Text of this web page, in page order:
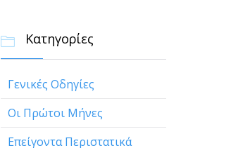
 Κατηγορίες
Γενικές Οδηγίες
Οι Πρώτοι Μήνες
Επείγοντα Περιστατικά